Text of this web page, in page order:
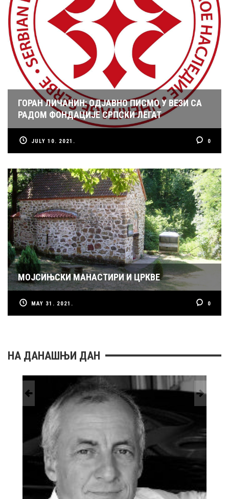
ГОРАН ЛИЧАНИН: ОДЈАВНО ПИСМО У ВЕЗИ СА
РАДОМ ФОНДАЦИЈЕ СРПСКИ ЛЕГАТ
JULY 10. 2021. 0
МОЈСИЊСКИ МАНАСТИРИ И ЦРКВЕ
MAY 31. 2021. 0
НА ДАНАШЊИ ДАН